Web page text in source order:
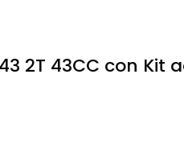
2T 43CC con Kit